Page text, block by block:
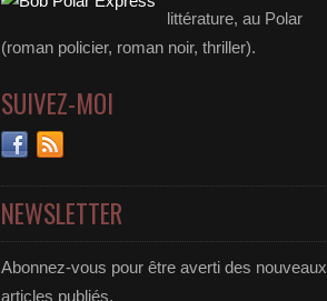
littérature, au Polar
(roman policier, roman noir, thriller).
SUIVEZ-MOI
NEWSLETTER
Abonnez-vous pour être averti des nouveaux
articles publiés.